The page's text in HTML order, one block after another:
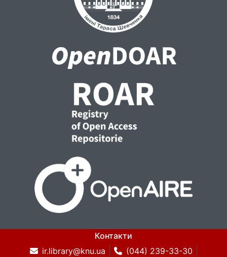
Контакти
ir.library@knu.ua
(044) 239-33-30